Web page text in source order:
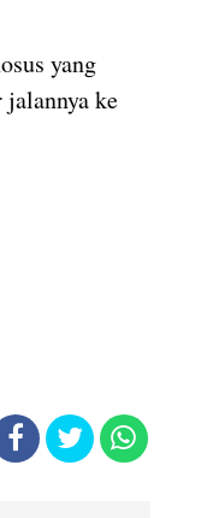
yang
ke